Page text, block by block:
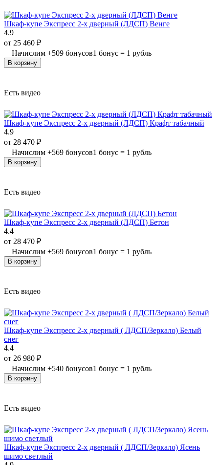
Шкаф-купе Экспресс 2-х дверный (ЛДСП) Венге
4.9
от 25 460 ₽
Начислим +509 бонусов1 бонус = 1 рубль
В корзину
Есть видео
Шкаф-купе Экспресс 2-х дверный (ЛДСП) Крафт табачный
4.9
от 28 470 ₽
Начислим +569 бонусов1 бонус = 1 рубль
В корзину
Есть видео
Шкаф-купе Экспресс 2-х дверный (ЛДСП) Бетон
4.4
от 28 470 ₽
Начислим +569 бонусов1 бонус = 1 рубль
В корзину
Есть видео
Шкаф-купе Экспресс 2-х дверный ( ЛДСП/Зеркало) Белый
снег
4.4
от 26 980 ₽
Начислим +540 бонусов1 бонус = 1 рубль
В корзину
Есть видео
Шкаф-купе Экспресс 2-х дверный ( ЛДСП/Зеркало) Ясень
шимо светлый